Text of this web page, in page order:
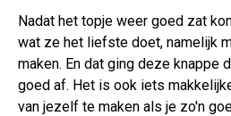
Nadat het topje weer goed zat
wat ze het liefste doet, namelijk
maken. En dat ging deze knappe
goed af. Het is ook iets
van jezelf te maken als je zo'n